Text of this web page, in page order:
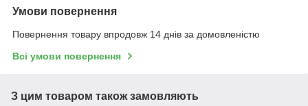
Умови повернення
Повернення товару впродовж 14 днів за домовленістю
Всі умови повернення
З цим товаром також замовляють